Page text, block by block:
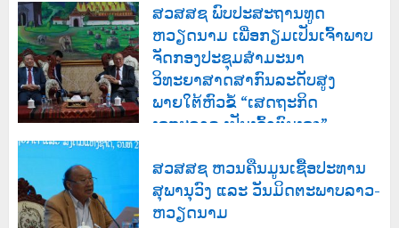
ສວສສຊ ພົບປະສະຖານທູດ
ຫວຽດນາມ ເພື່ອກຽມເປັນເຈົ້າພາບ
ຈັດກອງປະຊຸມສຳມະນາ
ວິທະຍາສາດສາກົນລະດັບສູງ
ພາຍໃຕ້ຫົວຂໍ້ “ເສດຖະກິດ
ເອກະລາດ ເປັນເຈົ້າຕົນເອງ”
ສວສສຊ ຫວນຄືນມູນເຊື້ອປະທານ
ສຸພານຸວົງ ແລະ ວັນມິດຕະພາບລາວ-
ຫວຽດນາມ